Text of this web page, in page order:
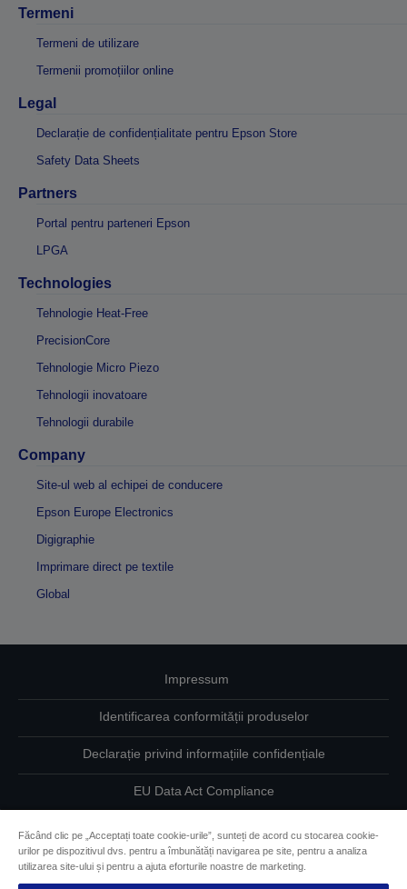
Termeni
Termeni de utilizare
Termenii promoțiilor online
Legal
Declarație de confidențialitate pentru Epson Store
Safety Data Sheets
Partners
Portal pentru parteneri Epson
LPGA
Technologies
Tehnologie Heat-Free
PrecisionCore
Tehnologie Micro Piezo
Tehnologii inovatoare
Tehnologii durabile
Company
Site-ul web al echipei de conducere
Epson Europe Electronics
Digigraphie
Imprimare direct pe textile
Global
Impressum
Identificarea conformității produselor
Declarație privind informațiile confidențiale
EU Data Act Compliance
Informaţii despre modulele cookie
Făcând clic pe „Acceptați toate cookie-urile”, sunteți de acord cu stocarea cookie-
urilor pe dispozitivul dvs. pentru a îmbunătăți navigarea pe site, pentru a analiza
utilizarea site-ului și pentru a ajuta eforturile noastre de marketing.